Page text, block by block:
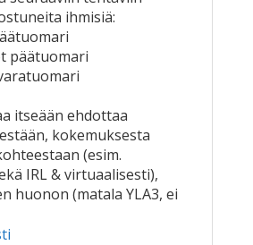
ihmisiä:
päätuomari
itseään ehdottaa
kokemuksesta
(esim.
IRL & virtuaalisesti),
huonon (matala YLA3, ei